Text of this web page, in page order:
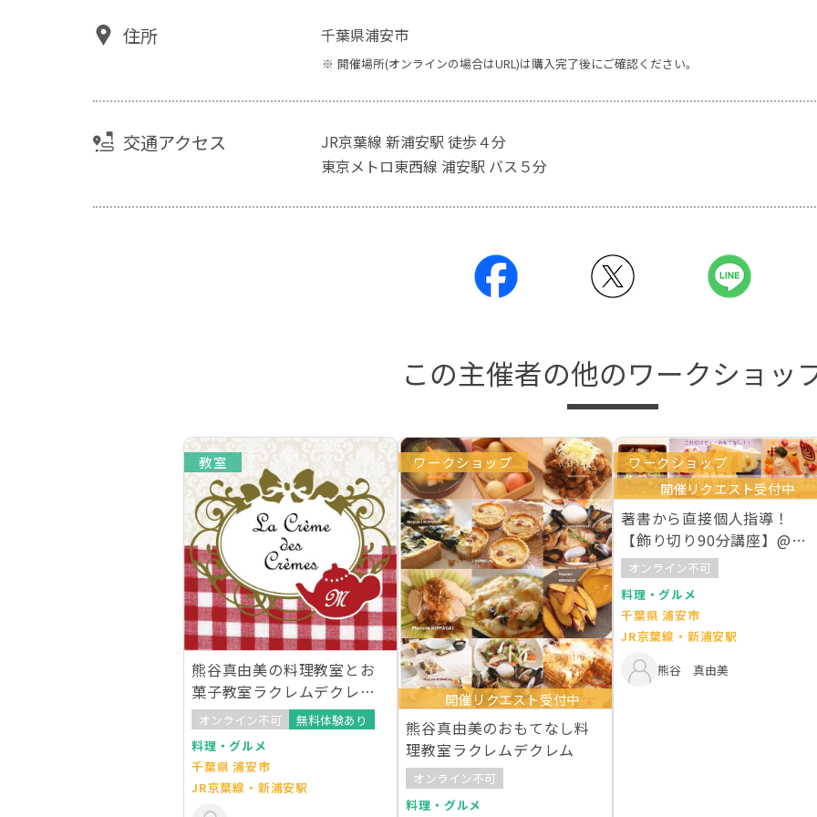
住所 千葉県浦安市
開催場所(オンラインの場合はURL)は購入完了後にご確認ください。
交通アクセス
JR京葉線 新浦安駅 徒歩４分
東京メトロ東西線 浦安駅 バス５分
この主催者の他のワークショッ
教室
熊谷真由美の料理教室とお
菓子教室ラクレムデクレム
新浦安（東京ベイ）
オンライン不可
無料体験あり
料理・グルメ
千葉県 浦安市
JR京葉線・新浦安駅
ワークショップ
開催リクエスト受付中
熊谷真由美のおもてなし料
理教室ラクレムデクレム
オンライン不可
料理・グルメ
ワークショップ
開催リクエスト受付中
著書から直接個人指導！
【飾り切り90分講座】@ラ
クレムデクレム新浦安
オンライン不可
料理・グルメ
千葉県 浦安市
JR京葉線・新浦安駅
熊谷 真由美